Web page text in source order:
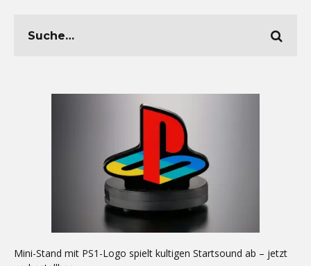
Mini-Stand mit PS1-Logo spielt kultigen Startsound ab – jetzt